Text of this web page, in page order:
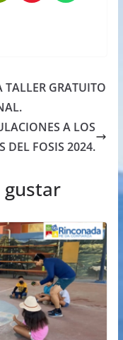
GRATUITO
A LOS
DEL FOSIS 2024.